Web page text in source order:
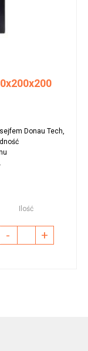
Donau Tech,
Ilość
- +